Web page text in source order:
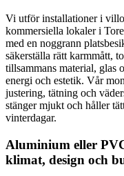
Vi utför installationer i
kommersiella lokaler i
med en noggrann
säkerställa rätt karmmått,
tillsammans material, glas
energi och estetik. Vår
justering, tätning och
stänger mjukt och håller
vinterdagar.
Aluminium eller
klimat, design och